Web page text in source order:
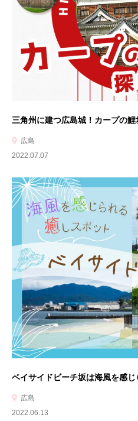
三角州に建つ広島城！カープの鯉
広島
2022.07.07
ベイサイドビーチ坂は海風を感
広島
2022.06.13